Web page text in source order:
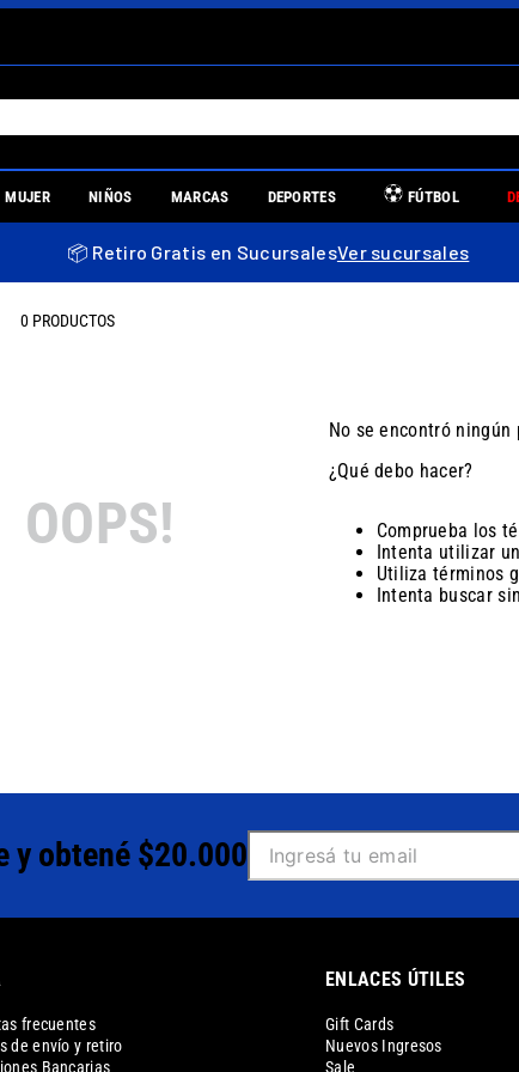
MUJER NIÑOS MARCAS DEPORTES FÚTBOL
📦 Retiro Gratis en SucursalesVer sucursales
0 PRODUCTOS
OOPS!
No se encontró ningún
¿Qué debo hacer?
Comprueba los
Intenta utilizar
Utiliza términos
Intenta buscar
y obtené $20.000
frecuentes
de envío y retiro
ENLACES ÚTILES
Gift Cards
Nuevos Ingresos
MÁS BUSCADOS